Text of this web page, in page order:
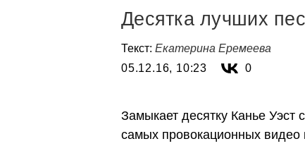
Десятка лучших
Текст: Екатерина Еремеева
05.12.16, 10:23
0
Замыкает десятку Канье Уэст
самых провокационных видео